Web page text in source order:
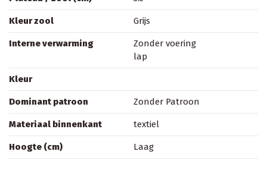
Kleur zool Grijs
Interne verwarming
Zonder voering
lap
Kleur
Dominant patroon Zonder Patroon
Materiaal binnenkant textiel
Hoogte (cm) Laag